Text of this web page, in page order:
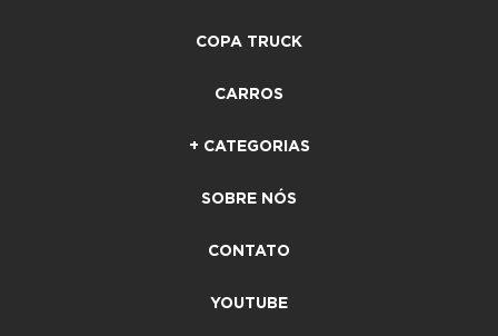
COPA TRUCK
CARROS
+ CATEGORIAS
SOBRE NÓS
CONTATO
YOUTUBE